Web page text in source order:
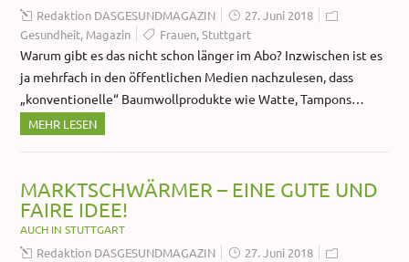
Redaktion DASGESUNDMAGAZIN
27. Juni 2018
Gesundheit, Magazin Frauen,Stuttgart
Warum gibt es das nicht schon länger im Abo? Inzwischen ist es
ja mehrfach in den öffentlichen Medien nachzulesen, dass
„konventionelle“ Baumwollprodukte wie Watte, Tampons…
MEHR LESEN
MARKTSCHWÄRMER – EINE GUTE UND
FAIRE IDEE!
AUCH IN STUTTGART
Redaktion DASGESUNDMAGAZIN
27. Juni 2018